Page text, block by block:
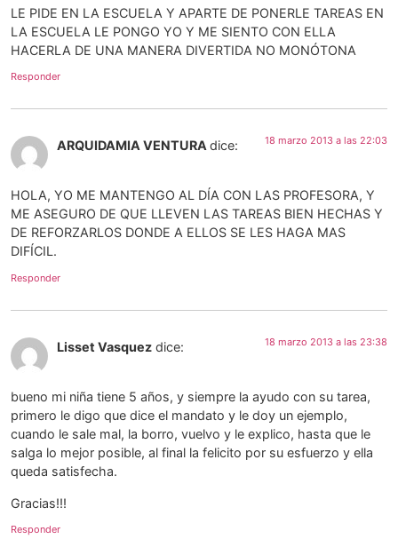
LE PIDE EN LA ESCUELA Y APARTE DE PONERLE TAREAS EN
LA ESCUELA LE PONGO YO Y ME SIENTO CON ELLA
HACERLA DE UNA MANERA DIVERTIDA NO MONÓTONA
Responder
ARQUIDAMIA VENTURA dice: 18 marzo 2013 a las 22:03
HOLA, YO ME MANTENGO AL DÍA CON LAS PROFESORA, Y
ME ASEGURO DE QUE LLEVEN LAS TAREAS BIEN HECHAS Y
DE REFORZARLOS DONDE A ELLOS SE LES HAGA MAS
DIFÍCIL.
Responder
Lisset Vasquez dice: 18 marzo 2013 a las 23:38
bueno mi niña tiene 5 años, y siempre la ayudo con su tarea,
primero le digo que dice el mandato y le doy un ejemplo,
cuando le sale mal, la borro, vuelvo y le explico, hasta que le
salga lo mejor posible, al final la felicito por su esfuerzo y ella
queda satisfecha.
Gracias!!!
Responder